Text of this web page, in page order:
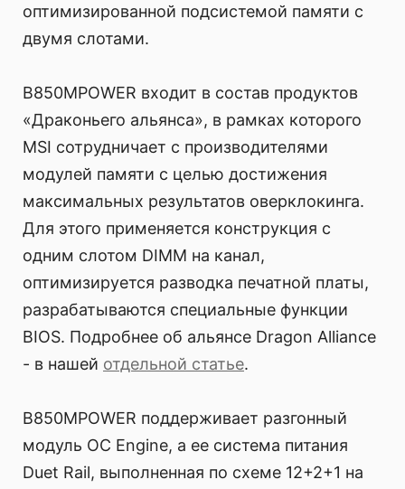
оптимизированной подсистемой памяти с
двумя слотами.
B850MPOWER входит в состав продуктов
«Драконьего альянса», в рамках которого
MSI сотрудничает с производителями
модулей памяти с целью достижения
максимальных результатов оверклокинга.
Для этого применяется конструкция с
одним слотом DIMM на канал,
оптимизируется разводка печатной платы,
разрабатываются специальные функции
BIOS. Подробнее об альянсе Dragon Alliance
- в нашей отдельной статье.
B850MPOWER поддерживает разгонный
модуль OC Engine, а ее система питания
Duet Rail, выполненная по схеме 12+2+1 на